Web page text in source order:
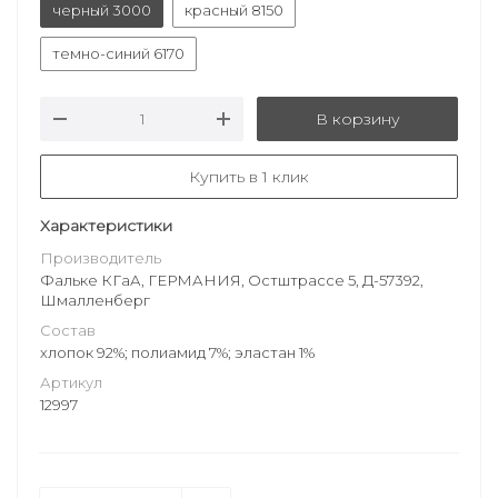
черный 3000
красный 8150
темно-синий 6170
В корзину
Купить в 1 клик
Характеристики
Производитель
Фальке КГаА, ГЕРМАНИЯ, Остштрассе 5, Д-57392,
Шмалленберг
Состав
хлопок 92%; полиамид 7%; эластан 1%
Артикул
12997